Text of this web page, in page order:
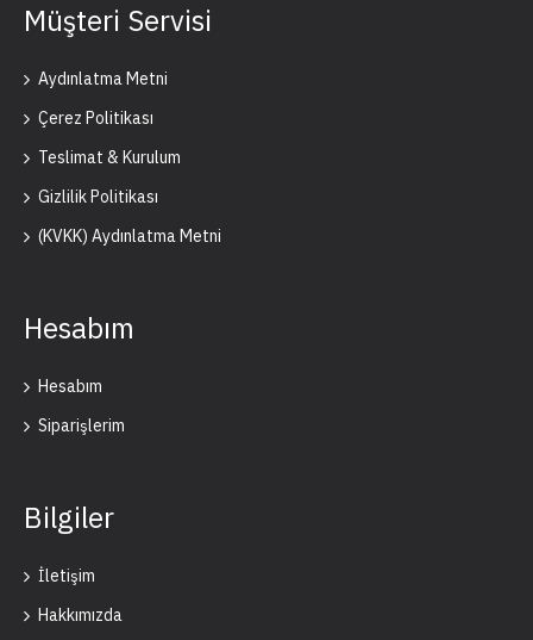
Müşteri Servisi
Aydınlatma Metni
Çerez Politikası
Teslimat & Kurulum
Gizlilik Politikası
(KVKK) Aydınlatma Metni
Hesabım
Hesabım
Siparişlerim
Bilgiler
İletişim
Hakkımızda